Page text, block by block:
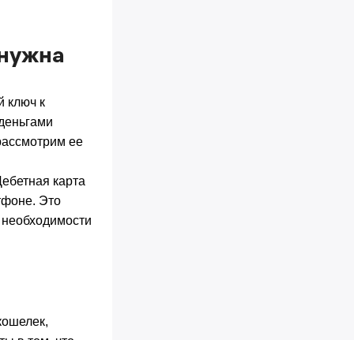
ключ к
ее
карта
Это